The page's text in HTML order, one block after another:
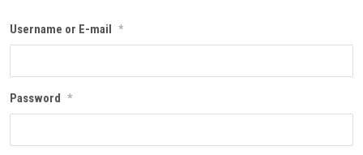
Username or E-mail *
Password *